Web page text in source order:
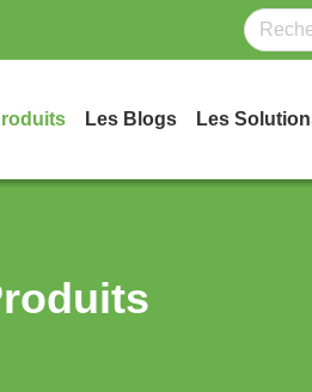
Les Blogs Les